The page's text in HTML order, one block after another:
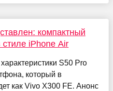
компактный
iPhone Air
S50 Pro
который в
как Vivo X300 FE. Анонс